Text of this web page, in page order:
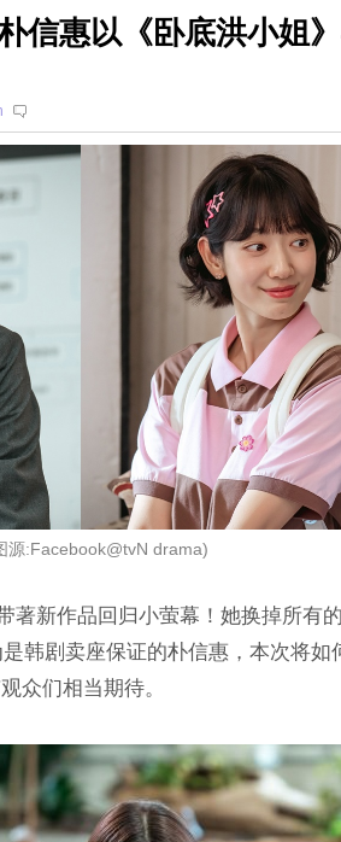
信惠以《卧底洪小姐
源:Facebook@tvN drama)
著新作品回归小萤幕！她换掉所有
韩剧卖座保证的朴信惠，本次将如
众们相当期待。